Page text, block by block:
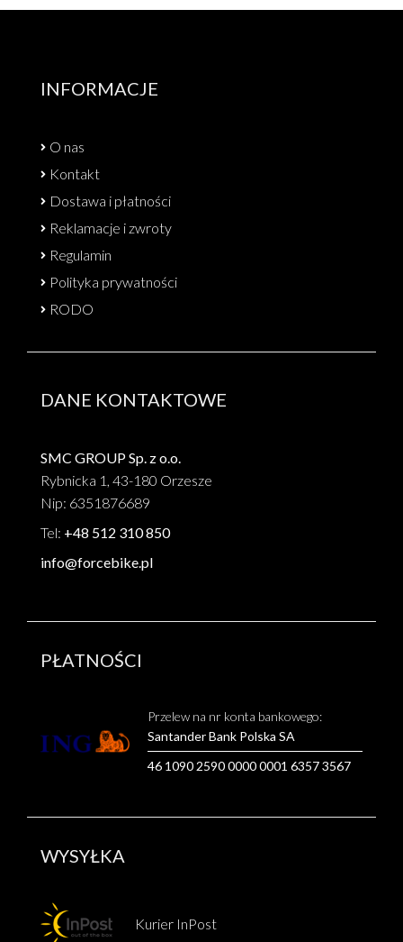
INFORMACJE
O nas
Kontakt
Dostawa i płatności
Reklamacje i zwroty
Regulamin
Polityka prywatności
RODO
DANE KONTAKTOWE
SMC GROUP Sp. z o.o.
Rybnicka 1, 43-180 Orzesze
Nip: 6351876689
Tel: +48 512 310 850
info@forcebike.pl
PŁATNOŚCI
Przelew na nr konta bankowego:
Santander Bank Polska SA
46 1090 2590 0000 0001 6357 3567
WYSYŁKA
Kurier InPost